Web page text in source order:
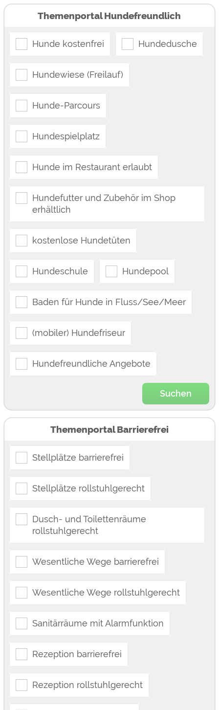
Themenportal Hundefreundlich
Hunde kostenfrei Hundedusche
Hundewiese (Freilauf)
Hunde-Parcours
Hundespielplatz
Hunde im Restaurant erlaubt
Hundefutter und Zubehör im Shop
erhältlich
kostenlose Hundetüten
Hundeschule Hundepool
Baden für Hunde in Fluss/See/Meer
(mobiler) Hundefriseur
Hundefreundliche Angebote
Suchen
Themenportal Barrierefrei
Stellplätze barrierefrei
Stellplätze rollstuhlgerecht
Dusch- und Toilettenräume
rollstuhlgerecht
Wesentliche Wege barrierefrei
Wesentliche Wege rollstuhlgerecht
Sanitärräume mit Alarmfunktion
Rezeption barrierefrei
Rezeption rollstuhlgerecht